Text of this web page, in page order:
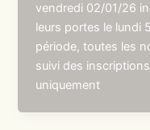
vendredi 02/01/26
leurs portes le lundi
période, toutes les
suivi des
uniquement